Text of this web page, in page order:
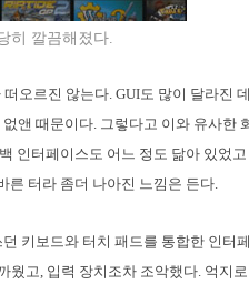
히 깔끔해졌다.
오르진 않는다. GUI도 많이 달라진
앤 때문이다. 그렇다고 이와 유사한
인터페이스도 어느 정도 닮아 있었고
터라 좀더 나아진 느낌은 든다.
키보드와 터치 패드를 통합한 인터
웠고, 입력 장치조차 조악했다. 억지로